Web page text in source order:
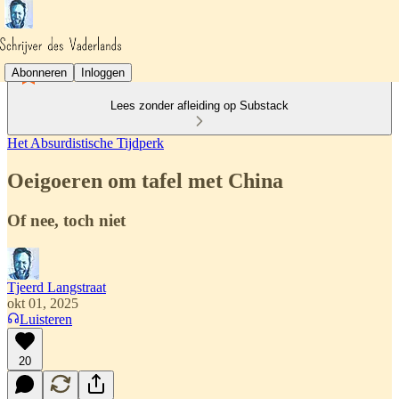
Abonneren Inloggen
Lees zonder afleiding op Substack
Het Absurdistische Tijdperk
Oeigoeren om tafel met China
Of nee, toch niet
Tjeerd Langstraat
okt 01, 2025
Luisteren
20